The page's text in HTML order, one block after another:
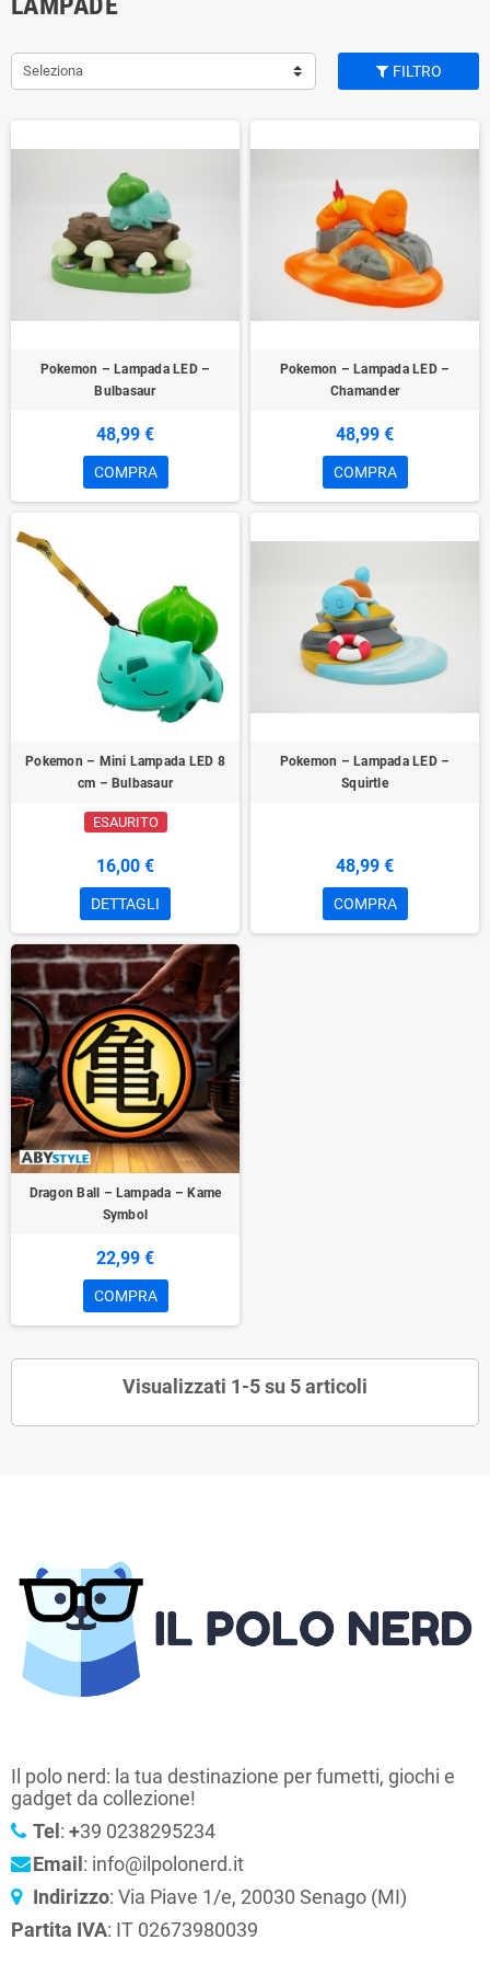
Seleziona FILTRO
Pokemon – Lampada LED –
Bulbasaur
48,99 €
COMPRA
Pokemon – Lampada LED –
Chamander
48,99 €
COMPRA
Pokemon – Mini Lampada LED 8
cm – Bulbasaur
ESAURITO
16,00 €
DETTAGLI
Pokemon – Lampada LED –
Squirtle
48,99 €
COMPRA
Dragon Ball – Lampada – Kame
Symbol
22,99 €
COMPRA
Visualizzati 1-5 su 5 articoli
Il polo nerd: la tua destinazione per fumetti, giochi e
gadget da collezione!
Tel : +39 0238295234
Email : info@ilpolonerd.it
Indirizzo: Via Piave 1/e, 20030 Senago (MI)
Partita IVA: IT 02673980039